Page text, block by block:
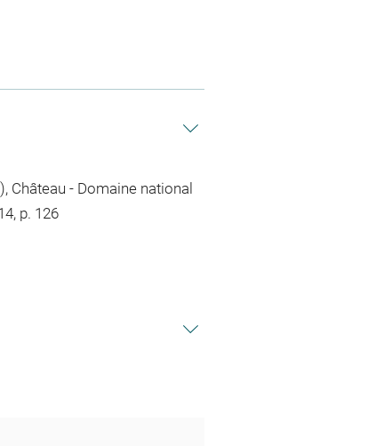
Château - Domaine national
p. 126